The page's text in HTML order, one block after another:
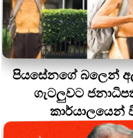
පියසේනගේ බලෙන්
ගැටලුවට
කාර්යාලයෙන්